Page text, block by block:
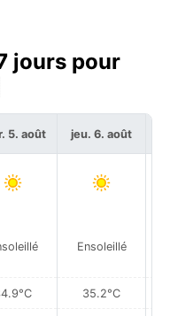
jours pour
5. août jeu. 6. août
Ensoleillé
35.2°C